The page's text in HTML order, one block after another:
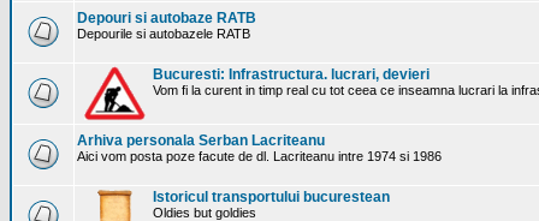
Depouri si autobaze RATB
Depourile si autobazele RATB
Bucuresti: Infrastructura. lucrari, devieri
Vom fi la curent in timp real cu tot ceea ce inseamna lucrari la
Arhiva personala Serban Lacriteanu
Aici vom posta poze facute de dl. Lacriteanu intre 1974 si 1986
Istoricul transportului bucurestean
Oldies but goldies